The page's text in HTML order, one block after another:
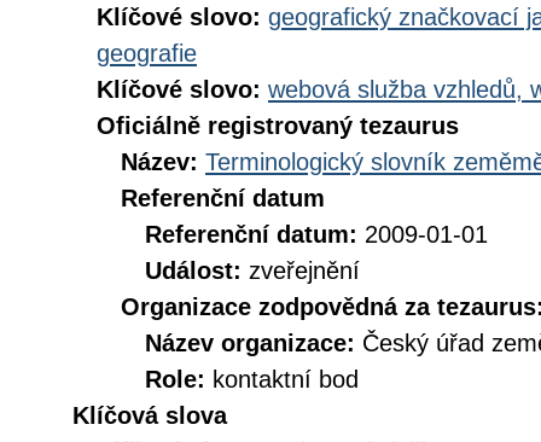
Klíčové slovo: geografický značkovací
geografie
Klíčové slovo: webová služba vzhledů,
Oficiálně registrovaný tezaurus
Název: Terminologický slovník
Referenční datum
Referenční datum: 2009-01-01
Událost: zveřejnění
Organizace zodpovědná za
Název organizace: Český úřad
Role: kontaktní bod
Klíčová slova